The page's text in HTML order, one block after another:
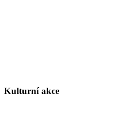
Kulturní akce